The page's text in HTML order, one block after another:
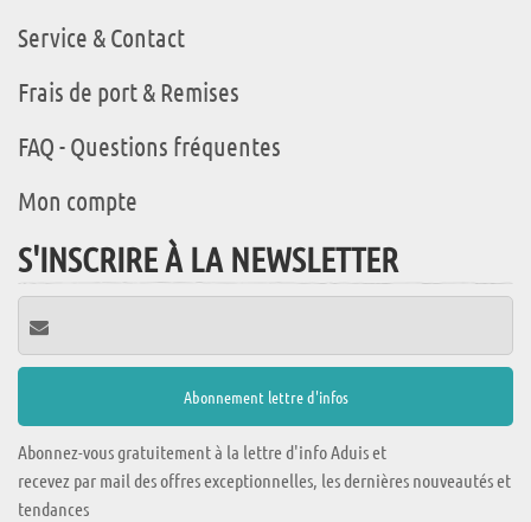
Service & Contact
Frais de port & Remises
FAQ - Questions fréquentes
Mon compte
S'INSCRIRE À LA NEWSLETTER
Abonnez-vous gratuitement à la lettre d'info Aduis et
recevez par mail des offres exceptionnelles, les dernières nouveautés et
tendances